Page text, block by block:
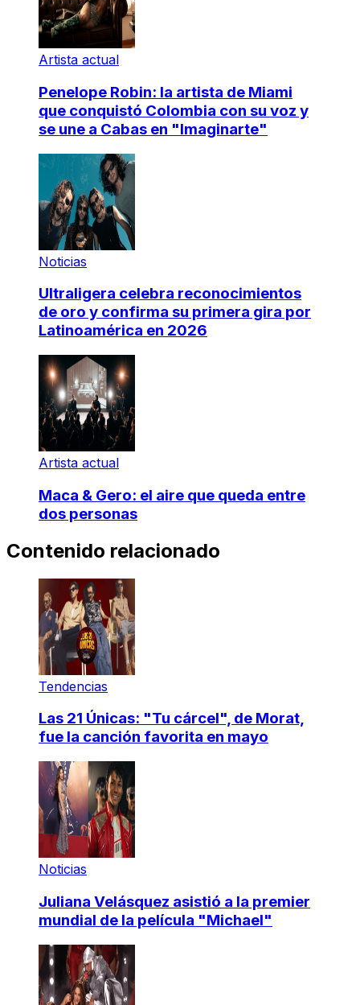
Artista actual
Penelope Robin: la artista de Miami
que conquistó Colombia con su voz y
se une a Cabas en "Imaginarte"
Noticias
Ultraligera celebra reconocimientos
de oro y confirma su primera gira por
Latinoamérica en 2026
Artista actual
Maca & Gero: el aire que queda entre
dos personas
Contenido relacionado
Tendencias
Las 21 Únicas: "Tu cárcel", de Morat,
fue la canción favorita en mayo
Noticias
Juliana Velásquez asistió a la premier
mundial de la película "Michael"